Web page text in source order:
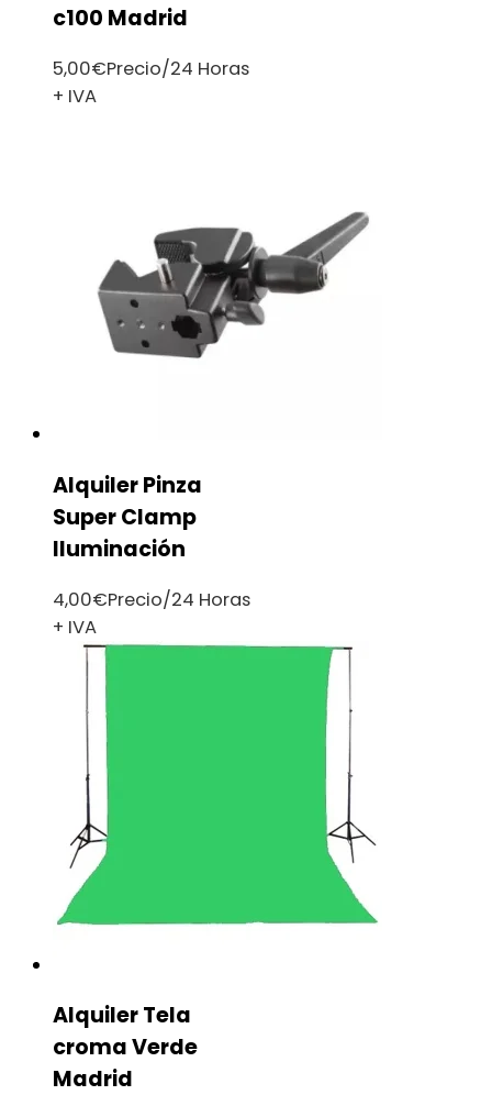
c100 Madrid
5,00€Precio/24 Horas
+ IVA
Alquiler Pinza
Super Clamp
Iluminación
4,00€Precio/24 Horas
+ IVA
Alquiler Tela
croma Verde
Madrid